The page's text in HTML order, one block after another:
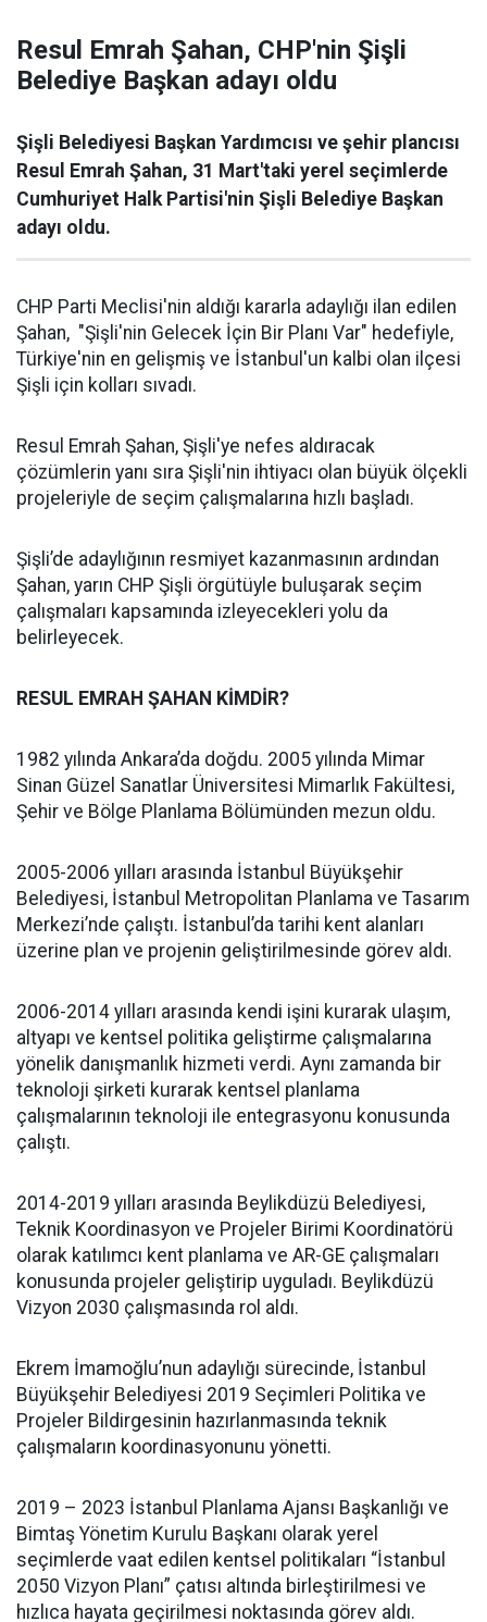
Resul Emrah Şahan, CHP'nin Şişli
Belediye Başkan adayı oldu
Şişli Belediyesi Başkan Yardımcısı ve şehir plancısı
Resul Emrah Şahan, 31 Mart'taki yerel seçimlerde
Cumhuriyet Halk Partisi'nin Şişli Belediye Başkan
adayı oldu.
CHP Parti Meclisi'nin aldığı kararla adaylığı ilan edilen
Şahan, "Şişli'nin Gelecek İçin Bir Planı Var" hedefiyle,
Türkiye'nin en gelişmiş ve İstanbul'un kalbi olan ilçesi
Şişli için kolları sıvadı.
Resul Emrah Şahan, Şişli'ye nefes aldıracak
çözümlerin yanı sıra Şişli'nin ihtiyacı olan büyük ölçekli
projeleriyle de seçim çalışmalarına hızlı başladı.
Şişli’de adaylığının resmiyet kazanmasının ardından
Şahan, yarın CHP Şişli örgütüyle buluşarak seçim
çalışmaları kapsamında izleyecekleri yolu da
belirleyecek.
RESUL EMRAH ŞAHAN KİMDİR?
1982 yılında Ankara’da doğdu. 2005 yılında Mimar
Sinan Güzel Sanatlar Üniversitesi Mimarlık Fakültesi,
Şehir ve Bölge Planlama Bölümünden mezun oldu.
2005-2006 yılları arasında İstanbul Büyükşehir
Belediyesi, İstanbul Metropolitan Planlama ve Tasarım
Merkezi’nde çalıştı. İstanbul’da tarihi kent alanları
üzerine plan ve projenin geliştirilmesinde görev aldı.
2006-2014 yılları arasında kendi işini kurarak ulaşım,
altyapı ve kentsel politika geliştirme çalışmalarına
yönelik danışmanlık hizmeti verdi. Aynı zamanda bir
teknoloji şirketi kurarak kentsel planlama
çalışmalarının teknoloji ile entegrasyonu konusunda
çalıştı.
2014-2019 yılları arasında Beylikdüzü Belediyesi,
Teknik Koordinasyon ve Projeler Birimi Koordinatörü
olarak katılımcı kent planlama ve AR-GE çalışmaları
konusunda projeler geliştirip uyguladı. Beylikdüzü
Vizyon 2030 çalışmasında rol aldı.
Ekrem İmamoğlu’nun adaylığı sürecinde, İstanbul
Büyükşehir Belediyesi 2019 Seçimleri Politika ve
Projeler Bildirgesinin hazırlanmasında teknik
çalışmaların koordinasyonunu yönetti.
2019 – 2023 İstanbul Planlama Ajansı Başkanlığı ve
Bimtaş Yönetim Kurulu Başkanı olarak yerel
seçimlerde vaat edilen kentsel politikaları “İstanbul
2050 Vizyon Planı” çatısı altında birleştirilmesi ve
hızlıca hayata geçirilmesi noktasında görev aldı.